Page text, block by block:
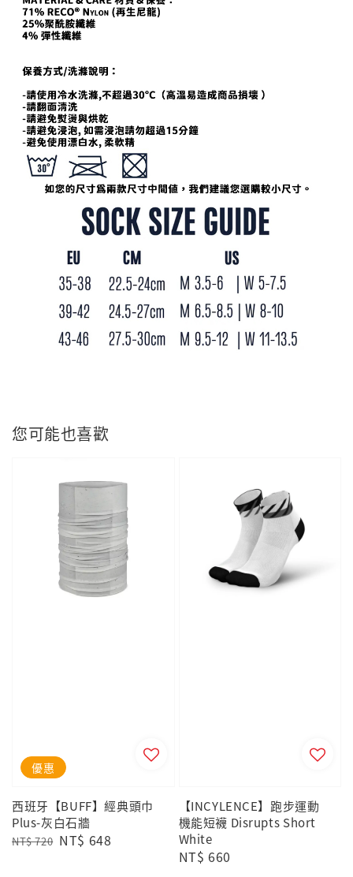
您可能也喜歡
優惠
西班牙【BUFF】經典頭巾
Plus-灰白石牆
Regular
NT$ 720 Sale
NT$ 648
【INCYLENCE】跑步運動
機能短襪 Disrupts Short
White
Regular
NT$ 660